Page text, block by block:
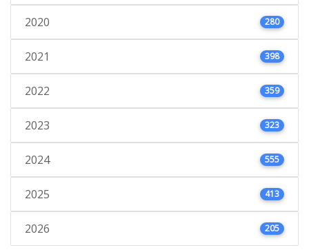
2020 280
2021 398
2022 359
2023 323
2024 555
2025 413
2026 205